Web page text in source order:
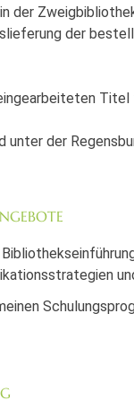
der
der
unter der